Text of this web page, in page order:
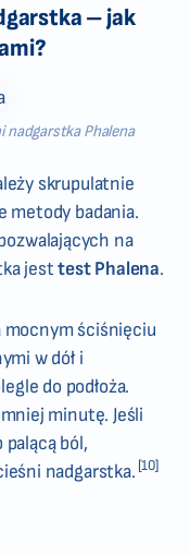
– jak
Phalena
skrupulatnie
metody badania.
na
jesttest Phalena.
mocnym ściśnięciu
w dół i
do podłoża.
minutę. Jeśli
ból,
nadgarstka. [10]